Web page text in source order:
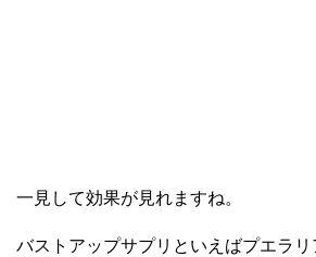
一見して効果が見れますね。
バストアップサプリといえばプエラ